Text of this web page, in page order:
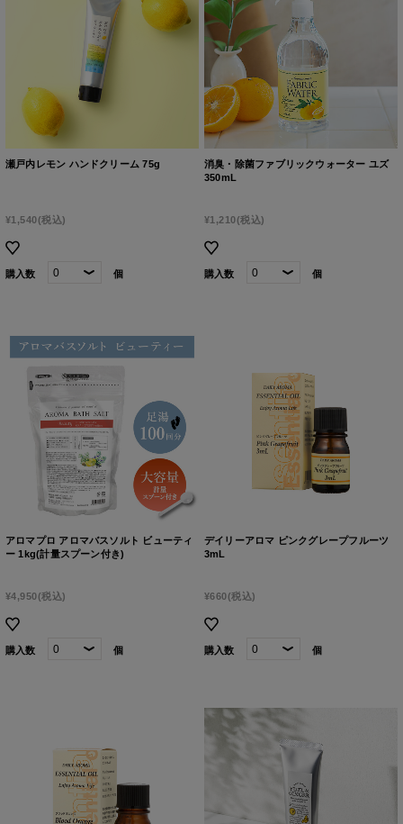
瀬戸内レモン ハンドクリーム 75g
¥1,540(税込)
購入数 個
消臭・除菌ファブリックウォーター ユズ
350mL
¥1,210(税込)
購入数 個
アロマプロ アロマバスソルト ビューティ
ー 1kg(計量スプーン付き)
¥4,950(税込)
購入数 個
デイリーアロマ ピンクグレープフルーツ
3mL
¥660(税込)
購入数 個